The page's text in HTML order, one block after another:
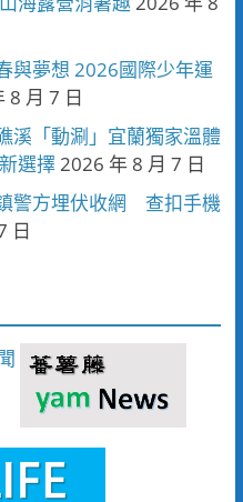
與夢想 2026國際少年運
8 月 7 日
溪「動涮」宜蘭獨家溫體
選擇2026 年 8 月 7 日
警方埋伏收網 查扣手機
日